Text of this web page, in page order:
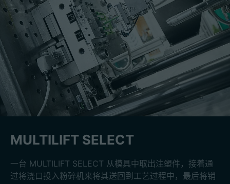
MULTILIFT SELECT
一台 MULTILIFT SELECT 从模具中取出注塑件，接着通
过将浇口投入粉碎机来将其送回到工艺过程中，最后将销